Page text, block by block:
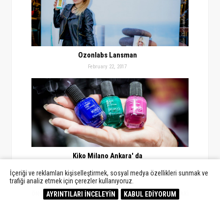
Ozonlabs Lansman
February 22, 2017
Kiko Milano Ankara' da
SONRAKİ
ÖNCEKİ
İçeriği ve reklamları kişiselleştirmek, sosyal medya özellikleri sunmak ve
trafiği analiz etmek için çerezler kullanıyoruz.
AYRINTILARI İNCELEYİN
KABUL EDİYORUM